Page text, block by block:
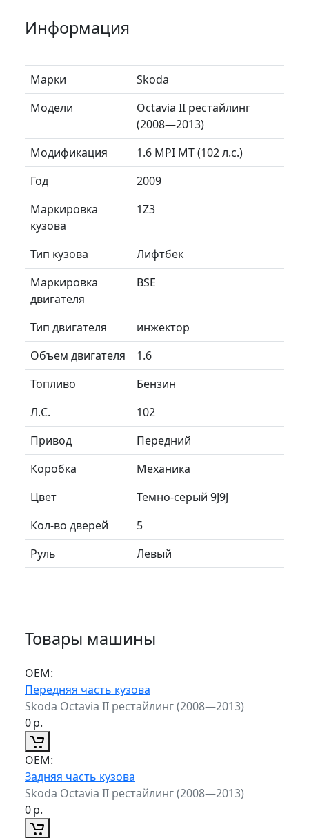
Информация
Марки
Skoda
Модели
Octavia II рестайлинг
(2008—2013)
Модификация
1.6 MPI MT (102 л.с.)
Год
2009
Маркировка
кузова
1Z3
Тип кузова
Лифтбек
Маркировка
двигателя
BSE
Тип двигателя
инжектор
Объем двигателя
1.6
Топливо
Бензин
Л.C.
102
Привод
Передний
Коробка
Механика
Цвет
Темно-серый 9J9J
Кол-во дверей
5
Руль
Левый
Товары машины
ОЕМ:
Передняя часть кузова
Skoda Octavia II рестайлинг (2008—2013)
0р.
ОЕМ:
Задняя часть кузова
Skoda Octavia II рестайлинг (2008—2013)
0р.